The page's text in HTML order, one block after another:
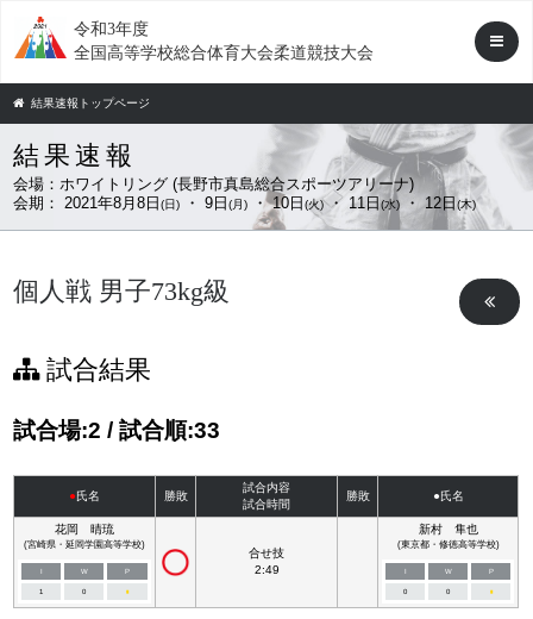
令和3年度
全国高等学校総合体育大会柔道競技大会
結果速報トップページ
結果速報
会場：ホワイトリング (長野市真島総合スポーツアリーナ)
会期： 2021年8月8日(日) ・ 9日(月) ・ 10日(火)・ 11日(水) ・ 12日(木)
個人戦 男子73kg級
試合結果
試合場:2 / 試合順:33
●氏名 勝敗
試合内容
試合時間
勝敗 ●氏名
花岡 晴琉
(宮崎県・延岡学園高等学校)
I W P
1 0 ■
合せ技
2:49
新村 隼也
(東京都・修徳高等学校)
I W P
0 0 ■